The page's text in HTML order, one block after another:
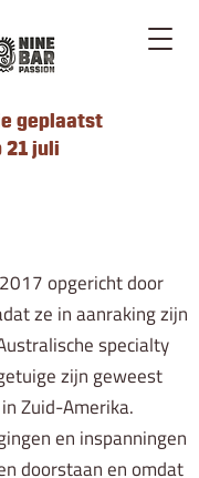
geplaatst
21 juli
opgericht door
ze in aanraking zijn
specialty
zijn geweest
Zuid-Amerika.
en inspanningen
doorstaan en omdat